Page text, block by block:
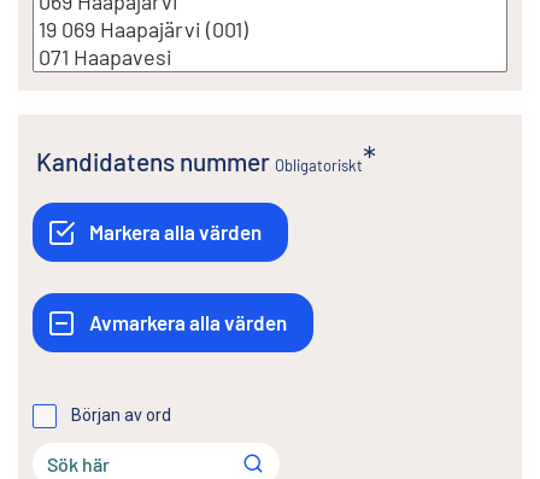
Kandidatens nummer Obligatoriskt
Början av ord